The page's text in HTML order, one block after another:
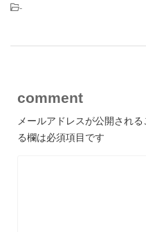
-
comment
メールアドレスが公開される
る欄は必須項目です